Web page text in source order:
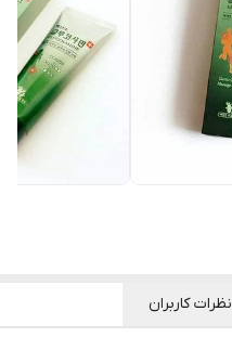
نظرات کاربران